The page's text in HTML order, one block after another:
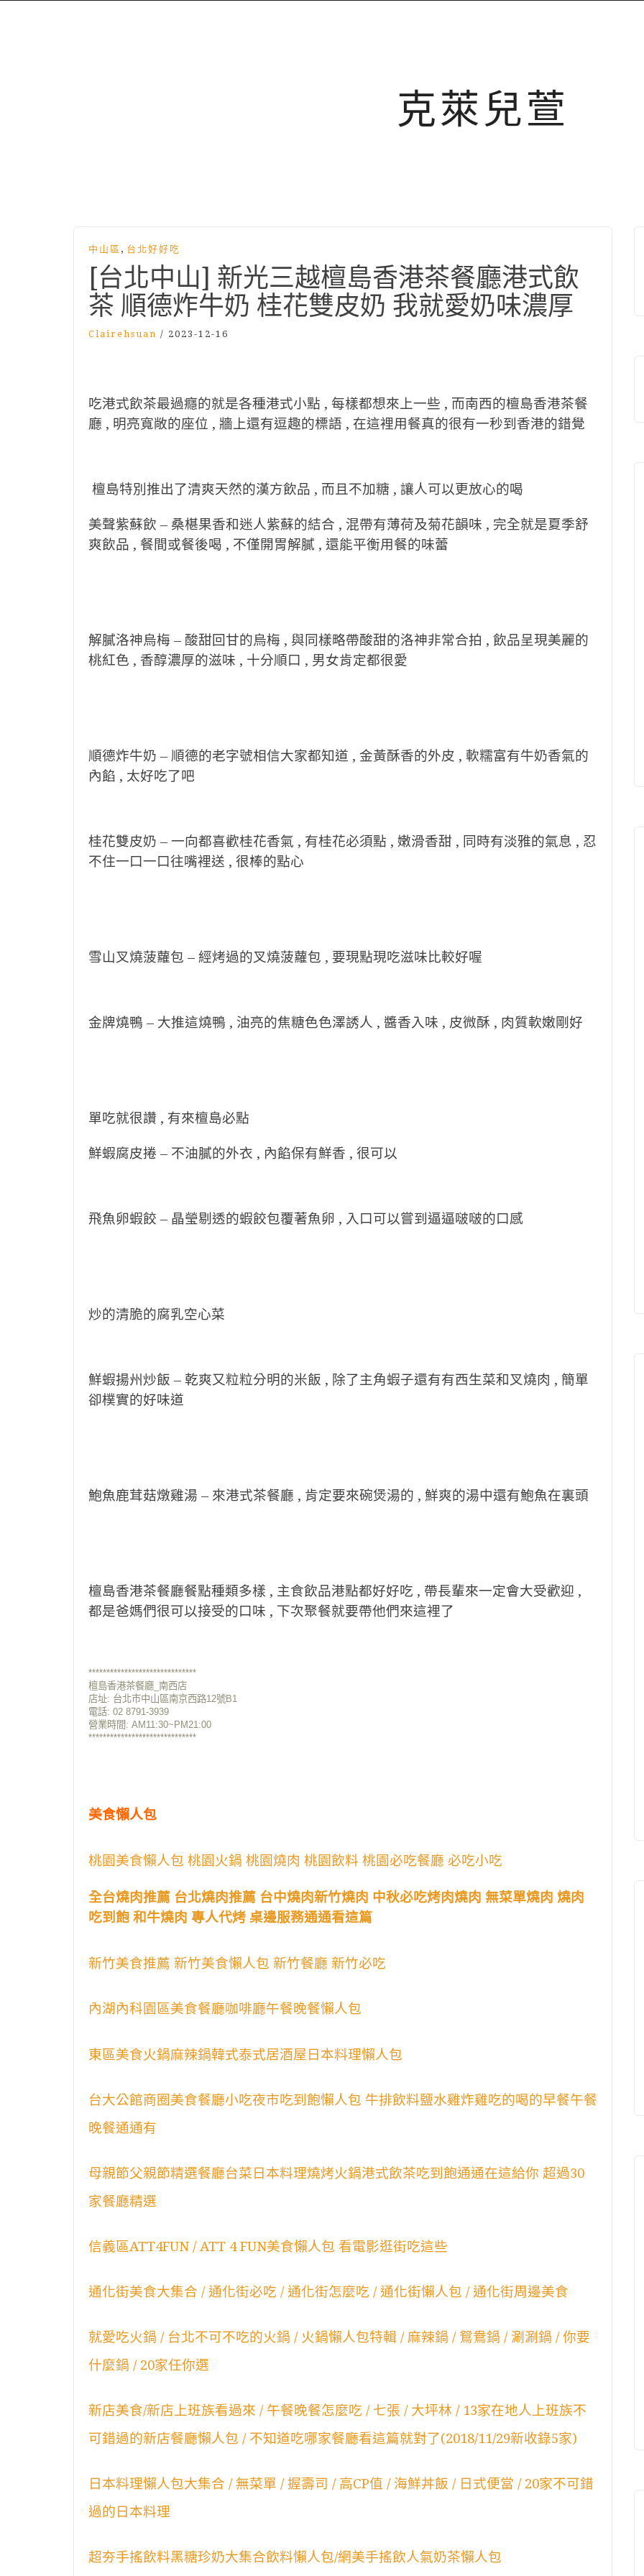
克萊兒萱
中山區 , 台北好好吃
[台北中山] 新光三越檀島香港茶餐廳港式飲
茶 順德炸牛奶 桂花雙皮奶 我就愛奶味濃厚
Clairehsuan / 2023-12-16
吃港式飲茶最過癮的就是各種港式小點 , 每樣都想來上一些 , 而南西的檀島香港茶餐
廳 , 明亮寬敞的座位 , 牆上還有逗趣的標語 , 在這裡用餐真的很有一秒到香港的錯覺
檀島特別推出了清爽天然的漢方飲品 , 而且不加糖 , 讓人可以更放心的喝
美聲紫蘇飲 – 桑椹果香和迷人紫蘇的結合 , 混帶有薄荷及菊花韻味 , 完全就是夏季舒
爽飲品 , 餐間或餐後喝 , 不僅開胃解膩 , 還能平衡用餐的味蕾
解膩洛神烏梅 – 酸甜回甘的烏梅 , 與同樣略帶酸甜的洛神非常合拍 , 飲品呈現美麗的
桃紅色 , 香醇濃厚的滋味 , 十分順口 , 男女肯定都很愛
順德炸牛奶 – 順德的老字號相信大家都知道 , 金黃酥香的外皮 , 軟糯富有牛奶香氣的
內餡 , 太好吃了吧
桂花雙皮奶 – 一向都喜歡桂花香氣 , 有桂花必須點 , 嫩滑香甜 , 同時有淡雅的氣息 , 忍
不住一口一口往嘴裡送 , 很棒的點心
雪山叉燒菠蘿包 – 經烤過的叉燒菠蘿包 , 要現點現吃滋味比較好喔
金牌燒鴨 – 大推這燒鴨 , 油亮的焦糖色色澤誘人 , 醬香入味 , 皮微酥 , 肉質軟嫩剛好
單吃就很讚 , 有來檀島必點
鮮蝦腐皮捲 – 不油膩的外衣 , 內餡保有鮮香 , 很可以
飛魚卵蝦餃 – 晶瑩剔透的蝦餃包覆著魚卵 , 入口可以嘗到逼逼啵啵的口感
炒的清脆的腐乳空心菜
鮮蝦揚州炒飯 – 乾爽又粒粒分明的米飯 , 除了主角蝦子還有有西生菜和叉燒肉 , 簡單
卻樸實的好味道
鮑魚鹿茸菇燉雞湯 – 來港式茶餐廳 , 肯定要來碗煲湯的 , 鮮爽的湯中還有鮑魚在裏頭
檀島香港茶餐廳餐點種類多樣 , 主食飲品港點都好好吃 , 帶長輩來一定會大受歡迎 ,
都是爸媽們很可以接受的口味 , 下次聚餐就要帶他們來這裡了
******************************
檀島香港茶餐廳_南西店
店址: 台北市中山區南京西路12號B1
電話: 02 8791-3939
營業時間: AM11:30~PM21:00
******************************
美食懶人包
桃園美食懶人包 桃園火鍋 桃園燒肉 桃園飲料 桃園必吃餐廳 必吃小吃
全台燒肉推薦 台北燒肉推薦 台中燒肉新竹燒肉 中秋必吃烤肉燒肉 無菜單燒肉 燒肉
吃到飽 和牛燒肉 專人代烤 桌邊服務通通看這篇
新竹美食推薦 新竹美食懶人包 新竹餐廳 新竹必吃
內湖內科園區美食餐廳咖啡廳午餐晚餐懶人包
東區美食火鍋麻辣鍋韓式泰式居酒屋日本料理懶人包
台大公館商圈美食餐廳小吃夜市吃到飽懶人包 牛排飲料鹽水雞炸雞吃的喝的早餐午餐
晚餐通通有
母親節父親節精選餐廳台菜日本料理燒烤火鍋港式飲茶吃到飽通通在這給你 超過30
家餐廳精選
信義區ATT4FUN / ATT 4 FUN美食懶人包 看電影逛街吃這些
通化街美食大集合 / 通化街必吃 / 通化街怎麼吃 / 通化街懶人包 / 通化街周邊美食
就愛吃火鍋 / 台北不可不吃的火鍋 / 火鍋懶人包特輯 / 麻辣鍋 / 鴛鴦鍋 / 涮涮鍋 / 你要
什麼鍋 / 20家任你選
新店美食/新店上班族看過來 / 午餐晚餐怎麼吃 / 七張 / 大坪林 / 13家在地人上班族不
可錯過的新店餐廳懶人包 / 不知道吃哪家餐廳看這篇就對了(2018/11/29新收錄5家)
日本料理懶人包大集合 / 無菜單 / 握壽司 / 高CP值 / 海鮮丼飯 / 日式便當 / 20家不可錯
過的日本料理
超夯手搖飲料黑糖珍奶大集合飲料懶人包/網美手搖飲人氣奶茶懶人包